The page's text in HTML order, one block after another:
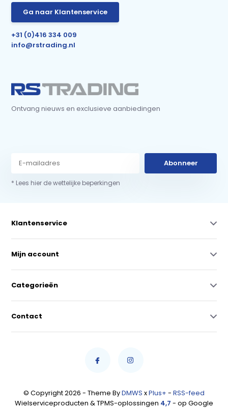
Ga naar Klantenservice
+31 (0)416 334 009
info@rstrading.nl
Ontvang nieuws en exclusieve aanbiedingen
Abonneer
* Lees hier de wettelijke beperkingen
Klantenservice
Mijn account
Categorieën
Contact
© Copyright 2026 - Theme ByDMWS xPlus+ - RSS-feed
Wielserviceproducten & TPMS-oplossingen 4,7 - op Google